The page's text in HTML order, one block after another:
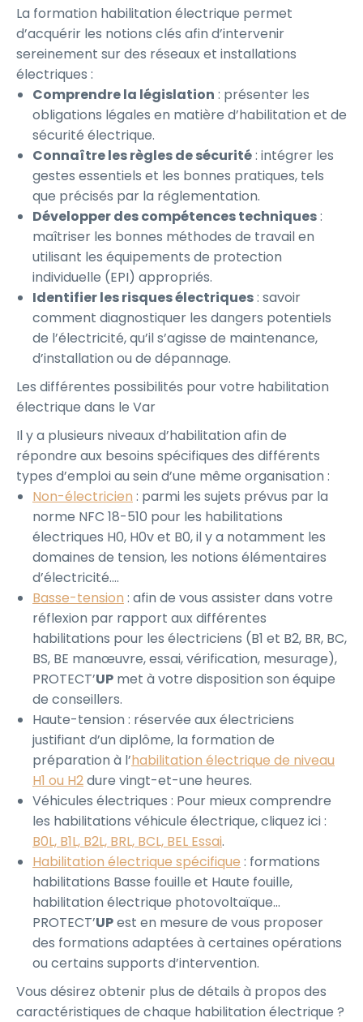
La formation habilitation électrique permet
d’acquérir les notions clés afin d’intervenir
sereinement sur des réseaux et installations
électriques :
Comprendre la législation : présenter les
obligations légales en matière d’habilitation et de
sécurité électrique.
Connaître les règles de sécurité: intégrer les
gestes essentiels et les bonnes pratiques, tels
que précisés par la réglementation.
Développer des compétences techniques:
maîtriser les bonnes méthodes de travail en
utilisant les équipements de protection
individuelle (EPI) appropriés.
Identifier les risques électriques: savoir
comment diagnostiquer les dangers potentiels
de l’électricité, qu’il s’agisse de maintenance,
d’installation ou de dépannage.
Les différentes possibilités pour votre habilitation
électrique dans le Var
Il y a plusieurs niveaux d’habilitation afin de
répondre aux besoins spécifiques des différents
types d’emploi au sein d’une même organisation :
Non-électricien : parmi les sujets prévus par la
norme NFC 18-510 pour les habilitations
électriques H0, H0v et B0, il y a notamment les
domaines de tension, les notions élémentaires
d’électricité….
Basse-tension : afin de vous assister dans votre
réflexion par rapport aux différentes
habilitations pour les électriciens (B1 et B2, BR, BC,
BS, BE manœuvre, essai, vérification, mesurage),
PROTECT’UP met à votre disposition son équipe
de conseillers.
Haute-tension : réservée aux électriciens
justifiant d’un diplôme, la formation de
préparation à l’habilitation électrique de niveau
H1 ou H2dure vingt-et-une heures.
Véhicules électriques : Pour mieux comprendre
les habilitations véhicule électrique, cliquez ici :
B0L, B1L, B2L, BRL, BCL, BEL Essai.
Habilitation électrique spécifique : formations
habilitations Basse fouille et Haute fouille,
habilitation électrique photovoltaïque…
PROTECT’UPest en mesure de vous proposer
des formations adaptées à certaines opérations
ou certains supports d’intervention.
Vous désirez obtenir plus de détails à propos des
caractéristiques de chaque habilitation électrique ?